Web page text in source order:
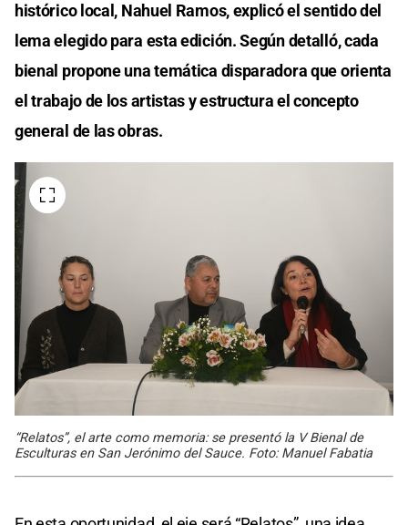
histórico local, Nahuel Ramos, explicó el sentido del
lema elegido para esta edición. Según detalló, cada
bienal propone una temática disparadora que orienta
el trabajo de los artistas y estructura el concepto
general de las obras.
“Relatos”, el arte como memoria: se presentó la V Bienal de
Esculturas en San Jerónimo del Sauce. Foto: Manuel Fabatia